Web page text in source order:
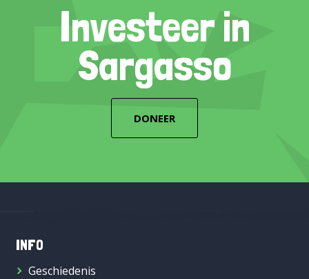
Investeer in
Sargasso
DONEER
INFO
Geschiedenis